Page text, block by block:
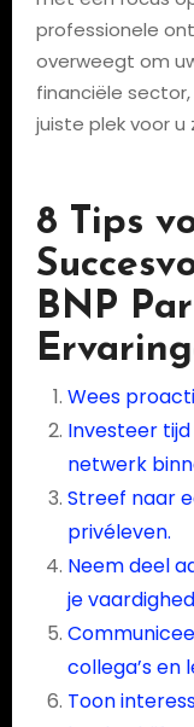
professionele
overweegt om
financiële sector,
juiste plek voor u
8 Tips
BNP
Wees
Investeer
netwerk
Streef naar
privéleven.
Neem deel
je
collega’s en
Toon